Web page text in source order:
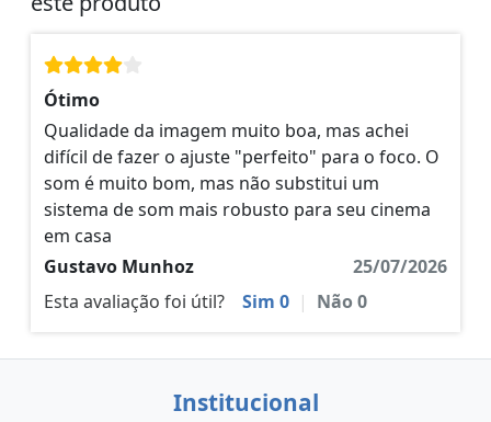
Ótimo
Qualidade da imagem muito boa, mas achei
difícil de fazer o ajuste "perfeito" para o foco. O
som é muito bom, mas não substitui um
sistema de som mais robusto para seu cinema
em casa
Gustavo Munhoz
25/07/2026
Esta avaliação foi útil?
Sim 0 | Não0
Institucional